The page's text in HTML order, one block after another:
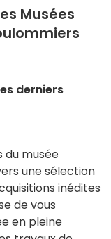
Musées
derniers
du musée
une sélection
inédites
de vous
en pleine